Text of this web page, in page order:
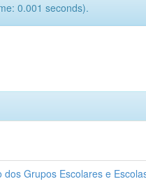
0.001 seconds).
dos Grupos Escolares e